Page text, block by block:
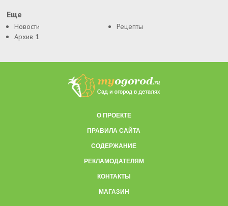
Еще
Новости
Рецепты
Архив 1
О ПРОЕКТЕ
ПРАВИЛА САЙТА
СОДЕРЖАНИЕ
РЕКЛАМОДАТЕЛЯМ
КОНТАКТЫ
МАГАЗИН